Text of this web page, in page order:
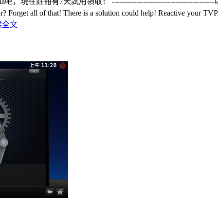
Forget all of that! There is a solution could help! Reactive
全文